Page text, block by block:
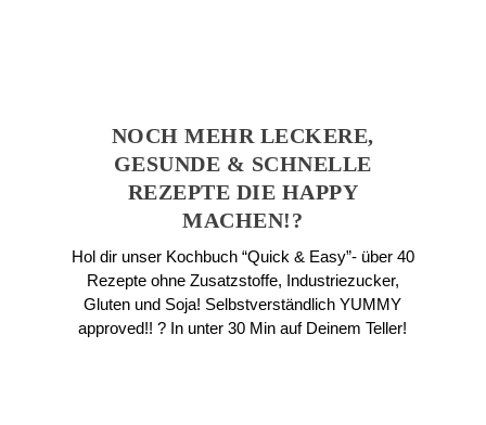
NOCH MEHR LECKERE,
GESUNDE & SCHNELLE
REZEPTE DIE HAPPY
MACHEN!?
Hol dir unser Kochbuch “Quick & Easy”- über 40
Rezepte ohne Zusatzstoffe, Industriezucker,
Gluten und Soja! Selbstverständlich YUMMY
approved!! ? In unter 30 Min auf Deinem Teller!